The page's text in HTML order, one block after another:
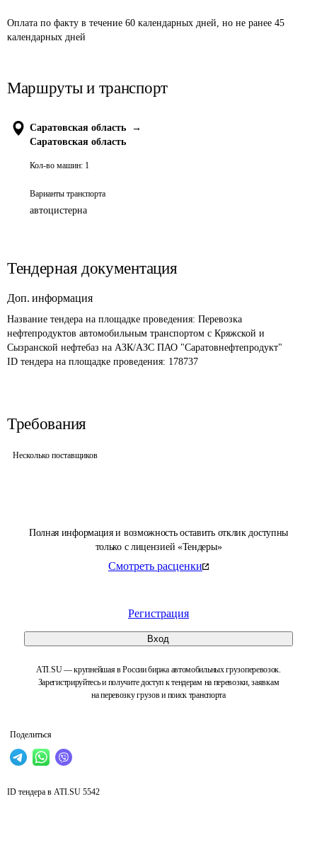
Полная информация и возможность оставить отклик доступны
только с лицензией «Тендеры»
Смотреть расценки
Регистрация
Вход
ATI.SU — крупнейшая в России биржа автомобильных грузоперевозок.
Зарегистрируйтесь и получите доступ к тендерам на перевозки, заявкам
на перевозку грузов и поиск транспорта
Поделиться
Оплата по факту в течение 60 календарных дней, но не ранее 45
календарных дней
Маршруты и транспорт
Саратовская область
→
Саратовская область
Кол-во машин: 1
Варианты транспорта
автоцистерна
Тендерная документация
Доп. информация
Название тендера на площадке проведения: Перевозка
нефтепродуктов автомобильным транспортом с Кряжской и
Сызранской нефтебаз на АЗК/АЗС ПАО "Саратовнефтепродукт"
ID тендера на площадке проведения: 178737
Требования
Несколько поставщиков
ID тендера в ATI.SU 5542